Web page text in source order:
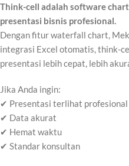
Think-cell adalah software
presentasi bisnis profesional.
Dengan fitur waterfall chart,
integrasi Excel otomatis, think-
presentasi lebih cepat, lebih
Jika Anda ingin:
✔ Presentasi terlihat profesional
✔ Data akurat
✔ Hemat waktu
✔ Standar konsultan